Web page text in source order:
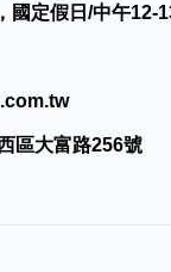
國定假日/中午12-
區大富路256號